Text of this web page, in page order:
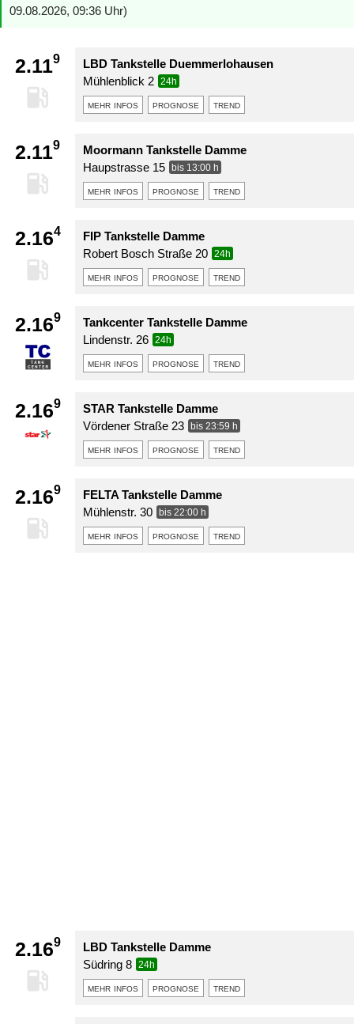
09.08.2026, 09:36 Uhr)
2.119
LBD Tankstelle Duemmerlohausen
Mühlenblick 2
24h
mehr infos prognose trend
2.119
Moormann Tankstelle Damme
Haupstrasse 15
bis 13:00 h
mehr infos prognose trend
2.164
FIP Tankstelle Damme
Robert Bosch Straße 20
24h
mehr infos prognose trend
2.169
Tankcenter Tankstelle Damme
Lindenstr. 26
24h
mehr infos prognose trend
2.169
STAR Tankstelle Damme
Vördener Straße 23
bis 23:59 h
mehr infos prognose trend
2.169
FELTA Tankstelle Damme
Mühlenstr. 30
bis 22:00 h
mehr infos prognose trend
2.169
LBD Tankstelle Damme
Südring 8
24h
mehr infos prognose trend